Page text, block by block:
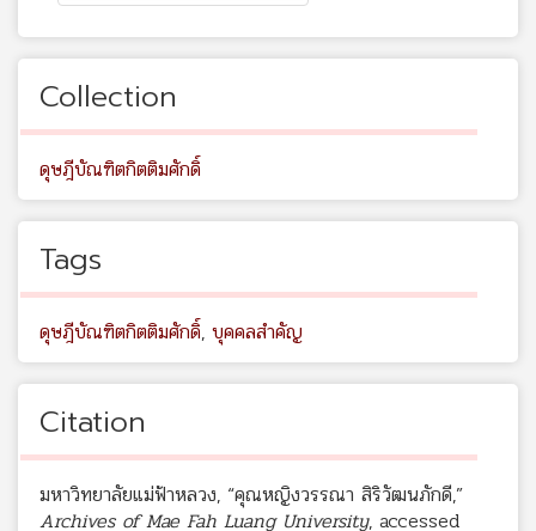
Collection
ดุษฎีบัณฑิตกิตติมศักดิ์
Tags
ดุษฎีบัณฑิตกิตติมศักดิ์, บุคคลสำคัญ
Citation
มหาวิทยาลัยแม่ฟ้าหลวง, “คุณหญิงวรรณา สิริวัฒนภักดี,”
Archives of Mae Fah Luang University, accessed